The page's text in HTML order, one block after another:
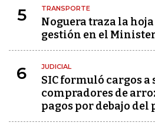
5 TRANSPORTE
Noguera traza la
gestión en el
6 JUDICIAL
SIC formuló cargos a
compradores de
pagos por debajo del